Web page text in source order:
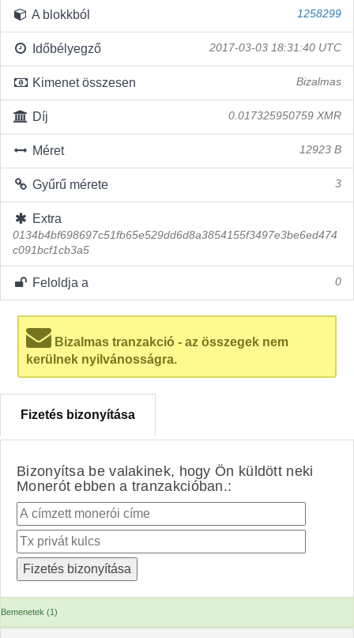
A blokkból 1258299
Időbélyegző 2017-03-03 18:31:40 UTC
Kimenet összesen Bizalmas
Díj 0.017325950759 XMR
Méret 12923 B
Gyűrű mérete 3
Extra
0134b4bf698697c51fb65e529dd6d8a3854155f3497e3be6ed474
c091bcf1cb3a5
Feloldja a 0
Bizalmas tranzakció - az összegek nem
kerülnek nyilvánosságra.
Fizetés bizonyítása
Bizonyítsa be valakinek, hogy Ön küldött neki
Monerót ebben a tranzakcióban.:
Bemenetek (1)